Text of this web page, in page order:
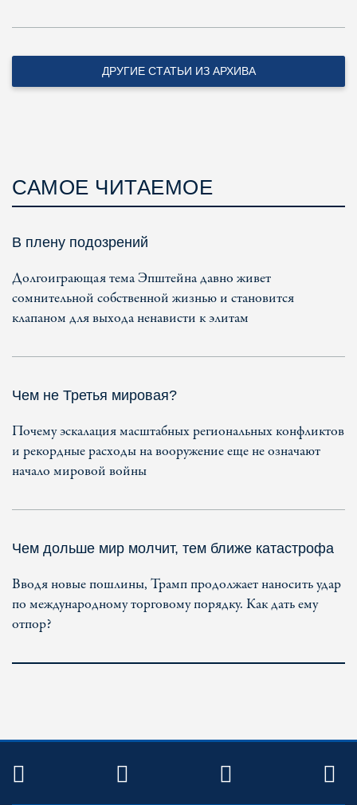
ДРУГИЕ СТАТЬИ ИЗ АРХИВА
САМОЕ ЧИТАЕМОЕ
В плену подозрений
Долгоиграющая тема Эпштейна давно живет
сомнительной собственной жизнью и становится
клапаном для выхода ненависти к элитам
Чем не Третья мировая?
Почему эскалация масштабных региональных конфликтов
и рекордные расходы на вооружение еще не означают
начало мировой войны
Чем дольше мир молчит, тем ближе катастрофа
Вводя новые пошлины, Трамп продолжает наносить удар
по международному торговому порядку. Как дать ему
отпор?
TWITTER FACEBOOKYOUTUBE